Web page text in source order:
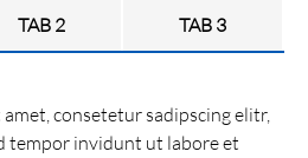
TAB 2 TAB 3
consetetur sadipscing elitr,
tempor invidunt ut labore et